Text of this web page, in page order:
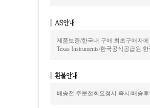
제품보증/한국내 구매:최초구매자
Texas Instruments/한국공식공급원:
배송전:주문철회요청시 즉시/배송